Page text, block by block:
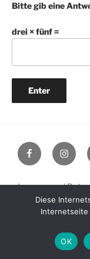
Bitte gib eine
drei × fünf =
Facebook
Impressum /
WordPress
Diese
OK